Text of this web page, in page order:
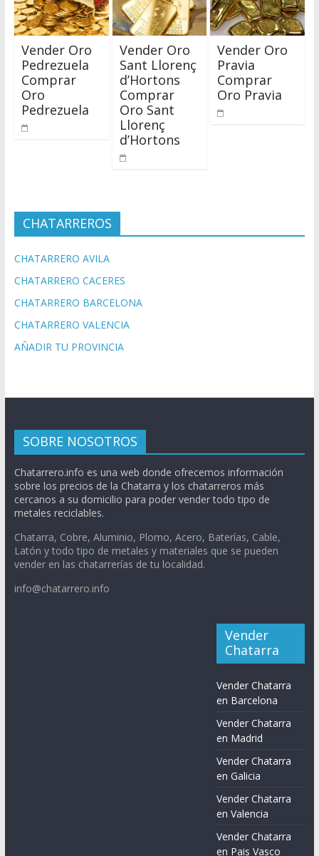
Vender Oro
Pedrezuela
Comprar
Oro
Pedrezuela
Vender Oro
Sant Llorenç
d’Hortons
Comprar
Oro Sant
Llorenç
d’Hortons
Vender Oro
Pravia
Comprar
Oro Pravia
CHATARREROS
CHATARRERO AVILA
CHATARRERO CACERES
CHATARRERO BARCELONA
CHATARRERO VALENCIA
AÑADIR TU PROVINCIA
SOBRE NOSOTROS
Chatarrero.info es una web donde ofrecemos información
sobre los precios de la Chatarra y los chatarreros más
cercanos a su domicilio para poder vender todo tipo de
metales reciclables.
Chatarra, Cobre, Aluminio, Plomo, Acero, Baterías, Cable,
Latón y todo tipo de metales y materiales que se pueden
vender en las chatarrerías de tu localidad.
info@chatarrero.info
Vender
Chatarra
Vender Chatarra
en Barcelona
Vender Chatarra
en Madrid
Vender Chatarra
en Galicia
Vender Chatarra
en Valencia
Vender Chatarra
en Pais Vasco